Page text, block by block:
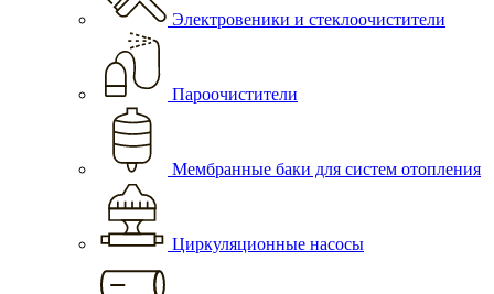
Электровеники и стеклоочистители
Пароочистители
Мембранные баки для систем отопления
Циркуляционные насосы